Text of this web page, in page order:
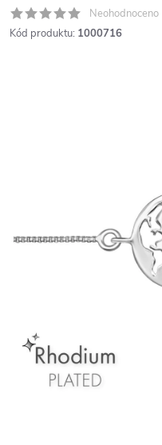
Neohodnoceno
Kód produktu: 1000716